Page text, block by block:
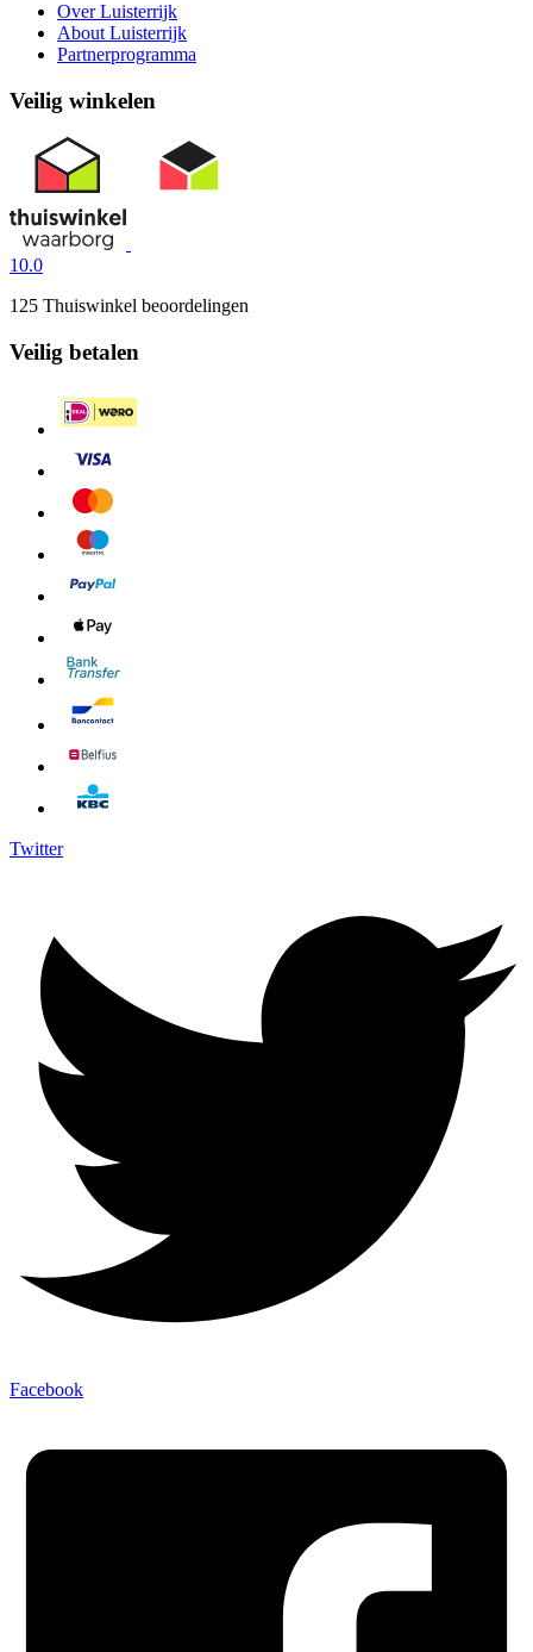
Over Luisterrijk
About Luisterrijk
Partnerprogramma
Veilig winkelen
10.0
125 Thuiswinkel beoordelingen
Veilig betalen
Twitter
Facebook